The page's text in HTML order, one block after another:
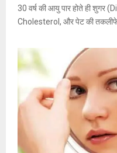
30 वर्ष की आयु पार होते ही शुगर
Cholesterol, और पेट की तकलीफे